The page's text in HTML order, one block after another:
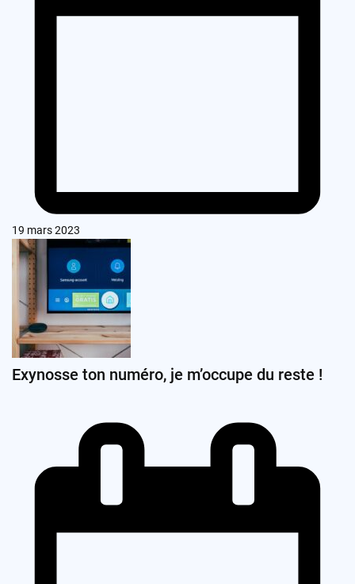
19 mars 2023
Exynosse ton numéro, je m’occupe du reste !